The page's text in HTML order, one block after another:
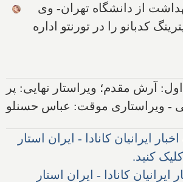
از دانشگاه تهران- وی
کدبانو را در تورنتو اداره
اول: آرش مقدم؛ ویراستار نهایی: پر
- ویراستاری موقت: عباس حسنلو
ایرانیان کانادا - ایران استار
کلیک کنید.
ایرانیان کانادا - ایران استار